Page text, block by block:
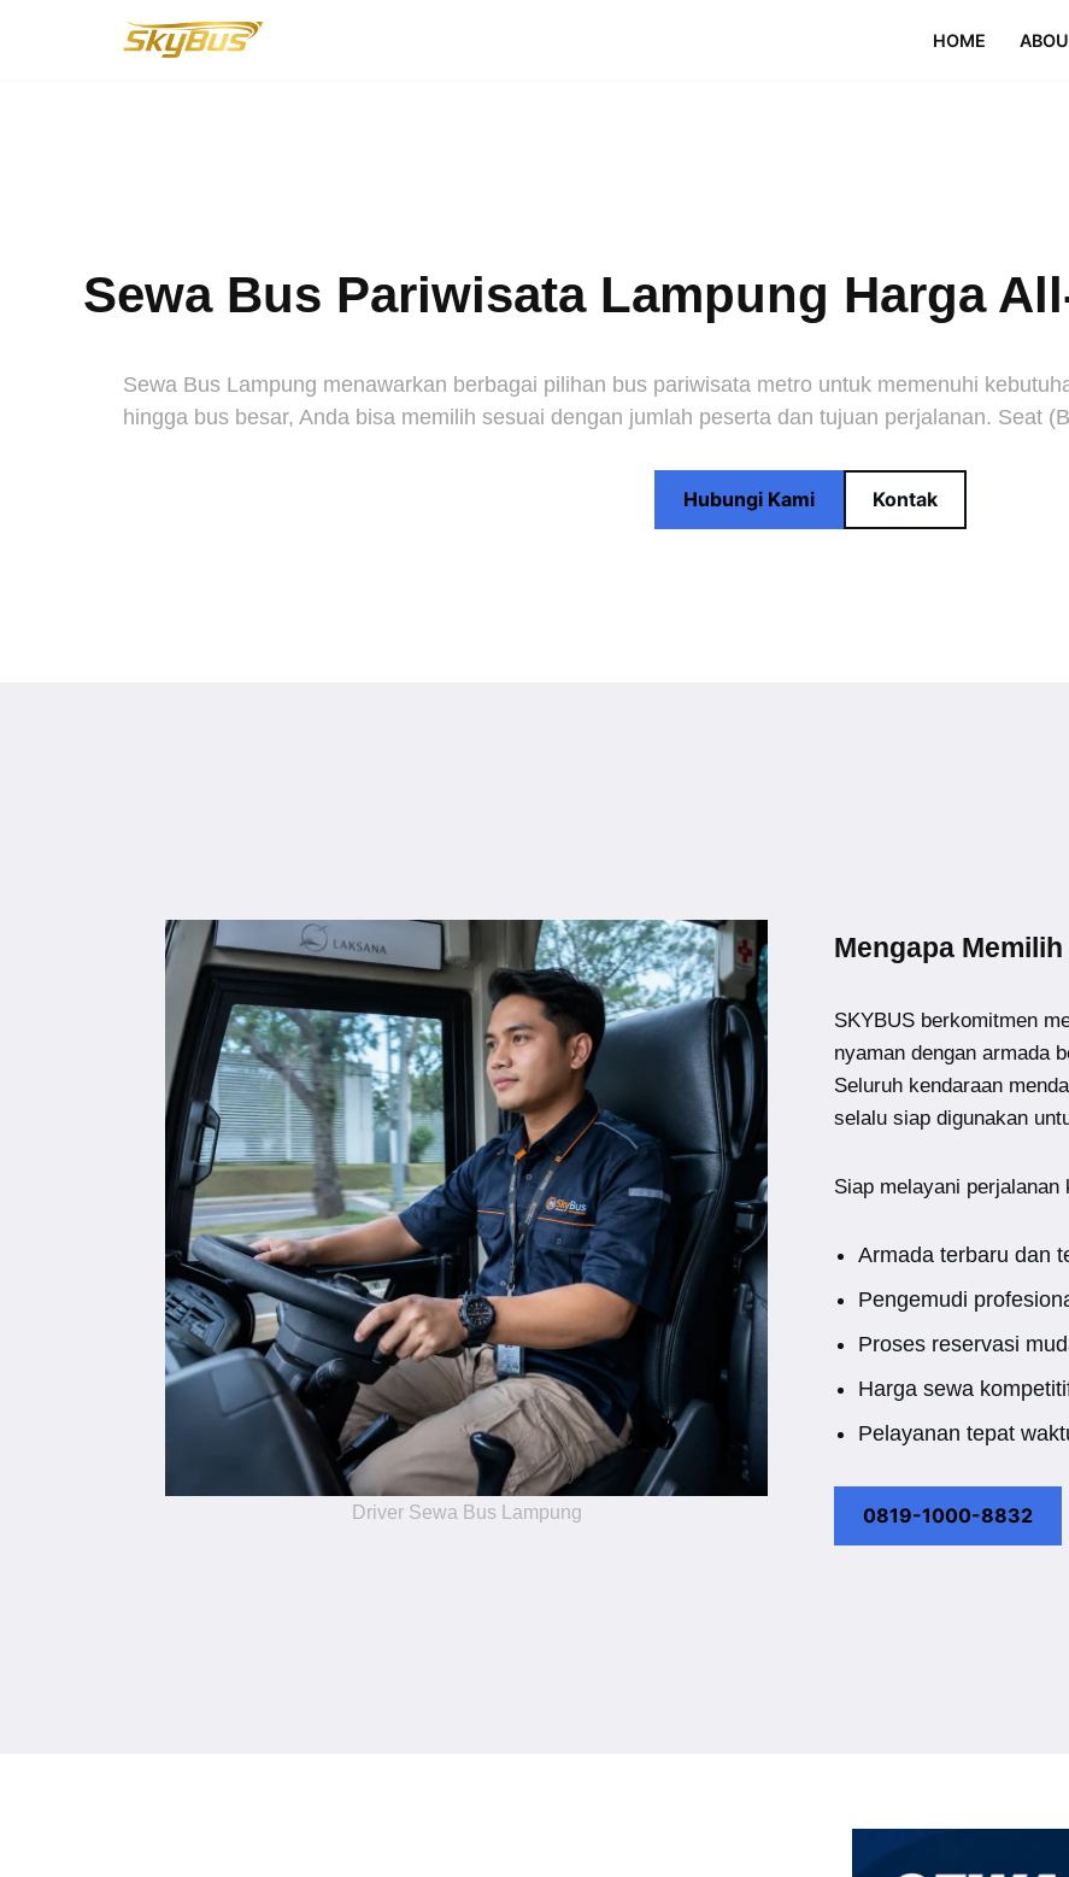
HOME
Sewa Bus Pariwisata Lampung Harga
Sewa Bus Lampung menawarkan berbagai pilihan bus pariwisata metro untuk memenuhi
hingga bus besar, Anda bisa memilih sesuai dengan jumlah peserta dan tujuan perjalanan. Seat
Hubungi Kami Kontak
Driver Sewa Bus Lampung
Mengapa
SKYBUS berkomitmen
nyaman dengan armada
Seluruh kendaraan
selalu siap digunakan
Siap melayani perjalanan
Armada terbaru dan
Pengemudi
Proses reservasi
Harga sewa
Pelayanan tepat
0819-1000-8832